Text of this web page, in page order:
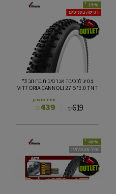
צמיג
לרכיבה
אגרסיבית
ברוחב
VITTORIA
CANNOLI
27.5*3.0
TNT
צמיג לרכיבה אגרסיבית ברוחב 3"
VITTORIA CANNOLI 27.5*3.0 TNT
רכישה בסניפים
מחיר מועדון
439
₪ 619
₪
29%
*
צמיג
טיובלס
GEAX
GATO
אזל מהמלאי!
40%
*